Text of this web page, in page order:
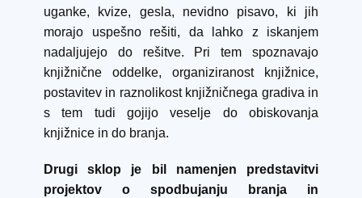
uganke, kvize, gesla, nevidno pisavo, ki jih
morajo uspešno rešiti, da lahko z iskanjem
nadaljujejo do rešitve. Pri tem spoznavajo
knjižnične oddelke, organiziranost knjižnice,
postavitev in raznolikost knjižničnega gradiva in
s tem tudi gojijo veselje do obiskovanja
knjižnice in do branja.
Drugi sklop je bil namenjen predstavitvi
projektov o spodbujanju branja in